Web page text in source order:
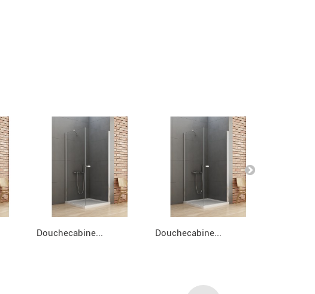
Douchecabine... Douchecabine...